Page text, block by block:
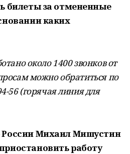
билеты за отмененные
каких
около 1400 звонков от
можно обратиться по
56 (горячая линия для
Михаил Мишустин
работу